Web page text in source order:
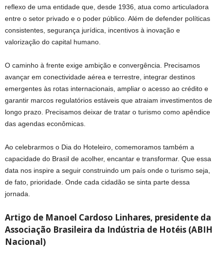
reflexo de uma entidade que, desde 1936, atua como articuladora
entre o setor privado e o poder público. Além de defender políticas
consistentes, segurança jurídica, incentivos à inovação e
valorização do capital humano.
O caminho à frente exige ambição e convergência. Precisamos
avançar em conectividade aérea e terrestre, integrar destinos
emergentes às rotas internacionais, ampliar o acesso ao crédito e
garantir marcos regulatórios estáveis que atraiam investimentos de
longo prazo. Precisamos deixar de tratar o turismo como apêndice
das agendas econômicas.
Ao celebrarmos o Dia do Hoteleiro, comemoramos também a
capacidade do Brasil de acolher, encantar e transformar. Que essa
data nos inspire a seguir construindo um país onde o turismo seja,
de fato, prioridade. Onde cada cidadão se sinta parte dessa
jornada.
Artigo de Manoel Cardoso Linhares, presidente da
Associação Brasileira da Indústria de Hotéis (ABIH
Nacional)